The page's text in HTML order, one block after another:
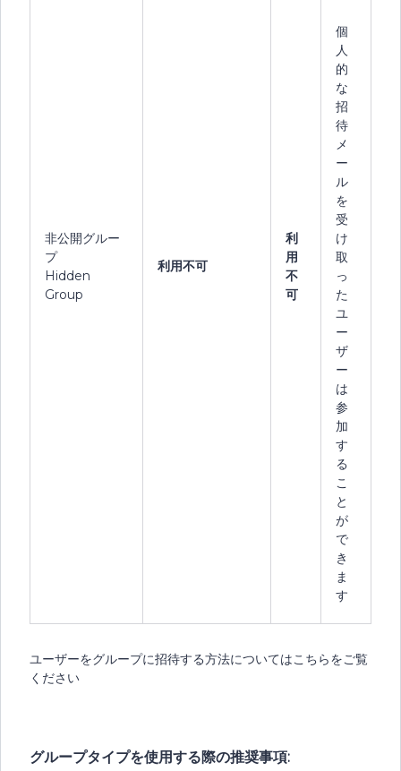
非公開グルー
プ
Hidden
Group
利用不可
利
用
不
可
個
人
的
な
招
待
メ
ー
ル
を
受
け
取
っ
た
ユ
ー
ザ
ー
は
参
加
す
る
こ
と
が
で
き
ま
す
ユーザーをグループに招待する方法についてはこちらをご覧
ください
グループタイプを使用する際の推奨事項: